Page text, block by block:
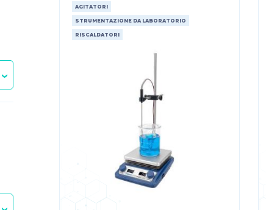
AGITATORI
STRUMENTAZIONE DA LABORATORIO
RISCALDATORI